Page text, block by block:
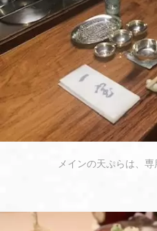
メインの天ぷらは、専